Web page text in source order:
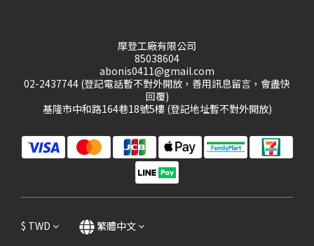
摩登工廠有限公司
85038604
abonis0411@gmail.com
02-2437744 (登記電話暫不對外開放，善用訊息留言，會盡快
回覆)
基隆市中和路164巷18號5樓 (登記地址暫不對外開放)
$ TWD 繁體中文